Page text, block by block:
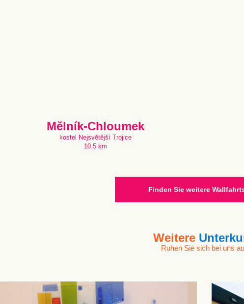
Mělník-Chloumek
kostel Nejsvětější Trojice
10.5 km
Finden Sie weitere
Weitere
Ruhen Sie sich bei uns